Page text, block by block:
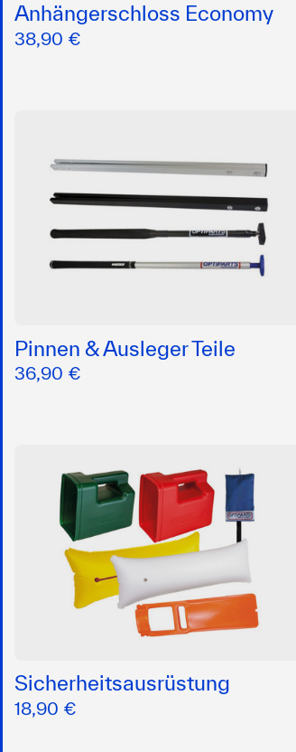
Anhängerschloss Economy
38,90 €
Pinnen & Ausleger Teile
36,90 €
Sicherheitsausrüstung
18,90 €